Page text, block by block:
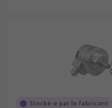
Stocké-e par le fabricant